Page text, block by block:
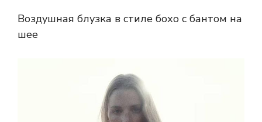
Воздушная блузка в стиле бохо с бантом на
шее